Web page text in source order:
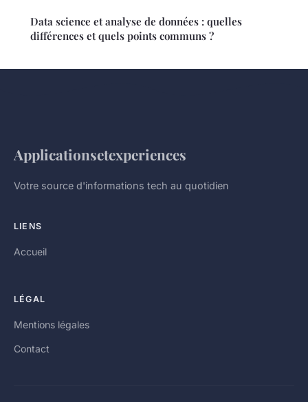
Data science et analyse de données : quelles
différences et quels points communs ?
Applicationsetexperiences
Votre source d'informations tech au quotidien
LIENS
Accueil
LÉGAL
Mentions légales
Contact